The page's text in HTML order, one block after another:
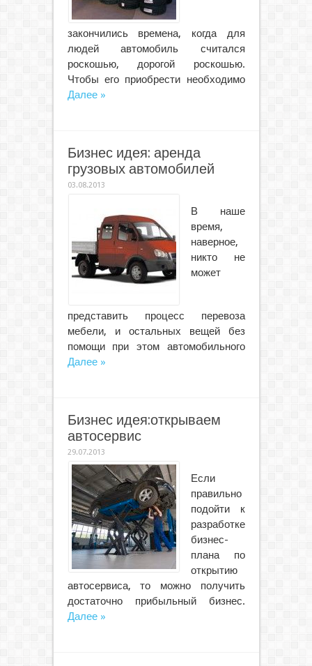
закончились времена, когда для
людей автомобиль считался
роскошью, дорогой роскошью.
Чтобы его приобрести необходимо
Далее »
Бизнес идея: аренда
грузовых автомобилей
03.08.2013
В наше
время,
наверное,
никто не
может
представить процесс перевоза
мебели, и остальных вещей без
помощи при этом автомобильного
Далее »
Бизнес идея:открываем
автосервис
29.07.2013
Если
правильно
подойти к
разработке
бизнес-
плана по
открытию
автосервиса, то можно получить
достаточно прибыльный бизнес.
Далее »